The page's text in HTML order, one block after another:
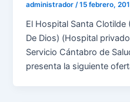
administrador/15 febrero,
El Hospital Santa
De Dios) (Hospital
Servicio Cántabro de
presenta la siguiente